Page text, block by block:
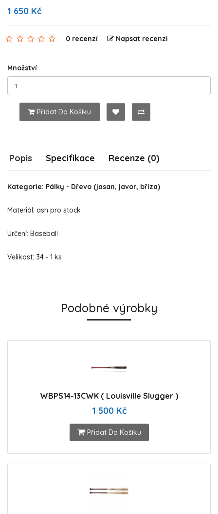
1 650 Kč
0 recenzí Napsat recenzi
Množství
Přidat Do Košíku
Popis Specifikace Recenze (0)
Kategorie: Pálky - Dřevo (jasan, javor, bříza)
Materiál: ash pro stock
Určení: Baseball
Velikost: 34 - 1 ks
Podobné výrobky
WBPS14-13CWK ( Louisville Slugger )
1 500 Kč
Přidat Do Košíku